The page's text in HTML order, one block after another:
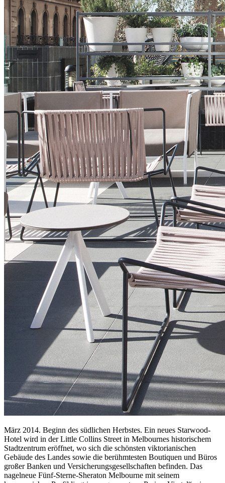
März 2014. Beginn des südlichen Herbstes. Ein neues Starwood-
Hotel wird in der Little Collins Street in Melbournes historischem
Stadtzentrum eröffnet, wo sich die schönsten viktorianischen
Gebäude des Landes sowie die berühmtesten Boutiquen und Büros
großer Banken und Versicherungsgesellschaften befinden. Das
nagelneue Fünf-Sterne-Sheraton Melbourne mit seinem